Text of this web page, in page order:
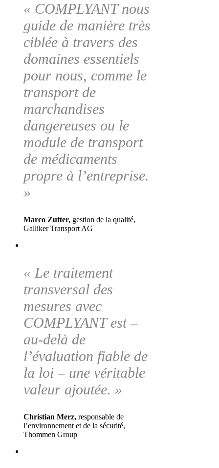
« COMPLYANT nous
guide de manière très
ciblée à travers des
domaines essentiels
pour nous, comme le
transport de
marchandises
dangereuses ou le
module de transport
de médicaments
propre à l’entreprise.
»
Marco Zutter, gestion de la qualité,
Galliker Transport AG
« Le traitement
transversal des
mesures avec
COMPLYANT est –
au-delà de
l’évaluation fiable de
la loi – une véritable
valeur ajoutée. »
Christian Merz, responsable de
l’environnement et de la sécurité,
Thommen Group